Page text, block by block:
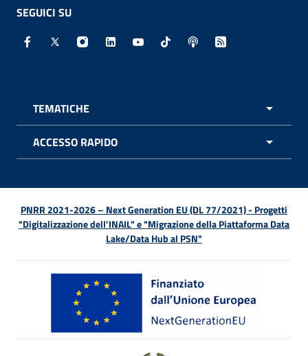
SEGUICI SU
Facebook - Sito esterno - Apertura in nuova finestra
X - Sito esterno - Apertura in nuova finestra
Instagram - Sito esterno - Apertura in
Linkedin - Sito esterno - Apertura in
Youtube - Sito esterno -
TikTok - Sito esterno -
Spreaker - Sito
Feed RSS -
TEMATICHE
ACCESSO RAPIDO
PNRR 2021-2026 – Next Generation EU (DL 77/2021) - Progetti
"Digitalizzazione dell’INAIL" e "Migrazione della Piattaforma Data
Lake/Data Hub al PSN"